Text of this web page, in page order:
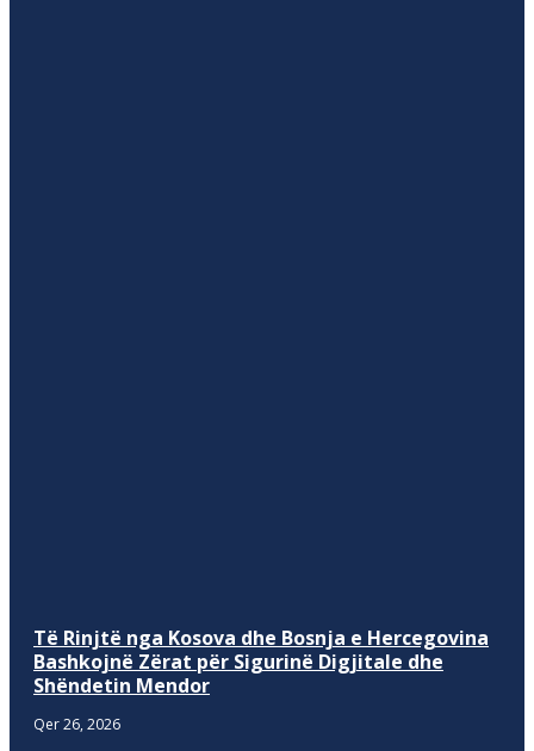
Të Rinjtë nga Kosova dhe Bosnja e Hercegovina
Bashkojnë Zërat për Sigurinë Digjitale dhe
Shëndetin Mendor
Qer 26, 2026